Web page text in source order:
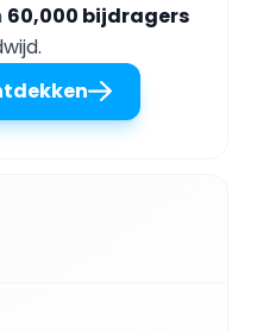
60,000 bijdragers